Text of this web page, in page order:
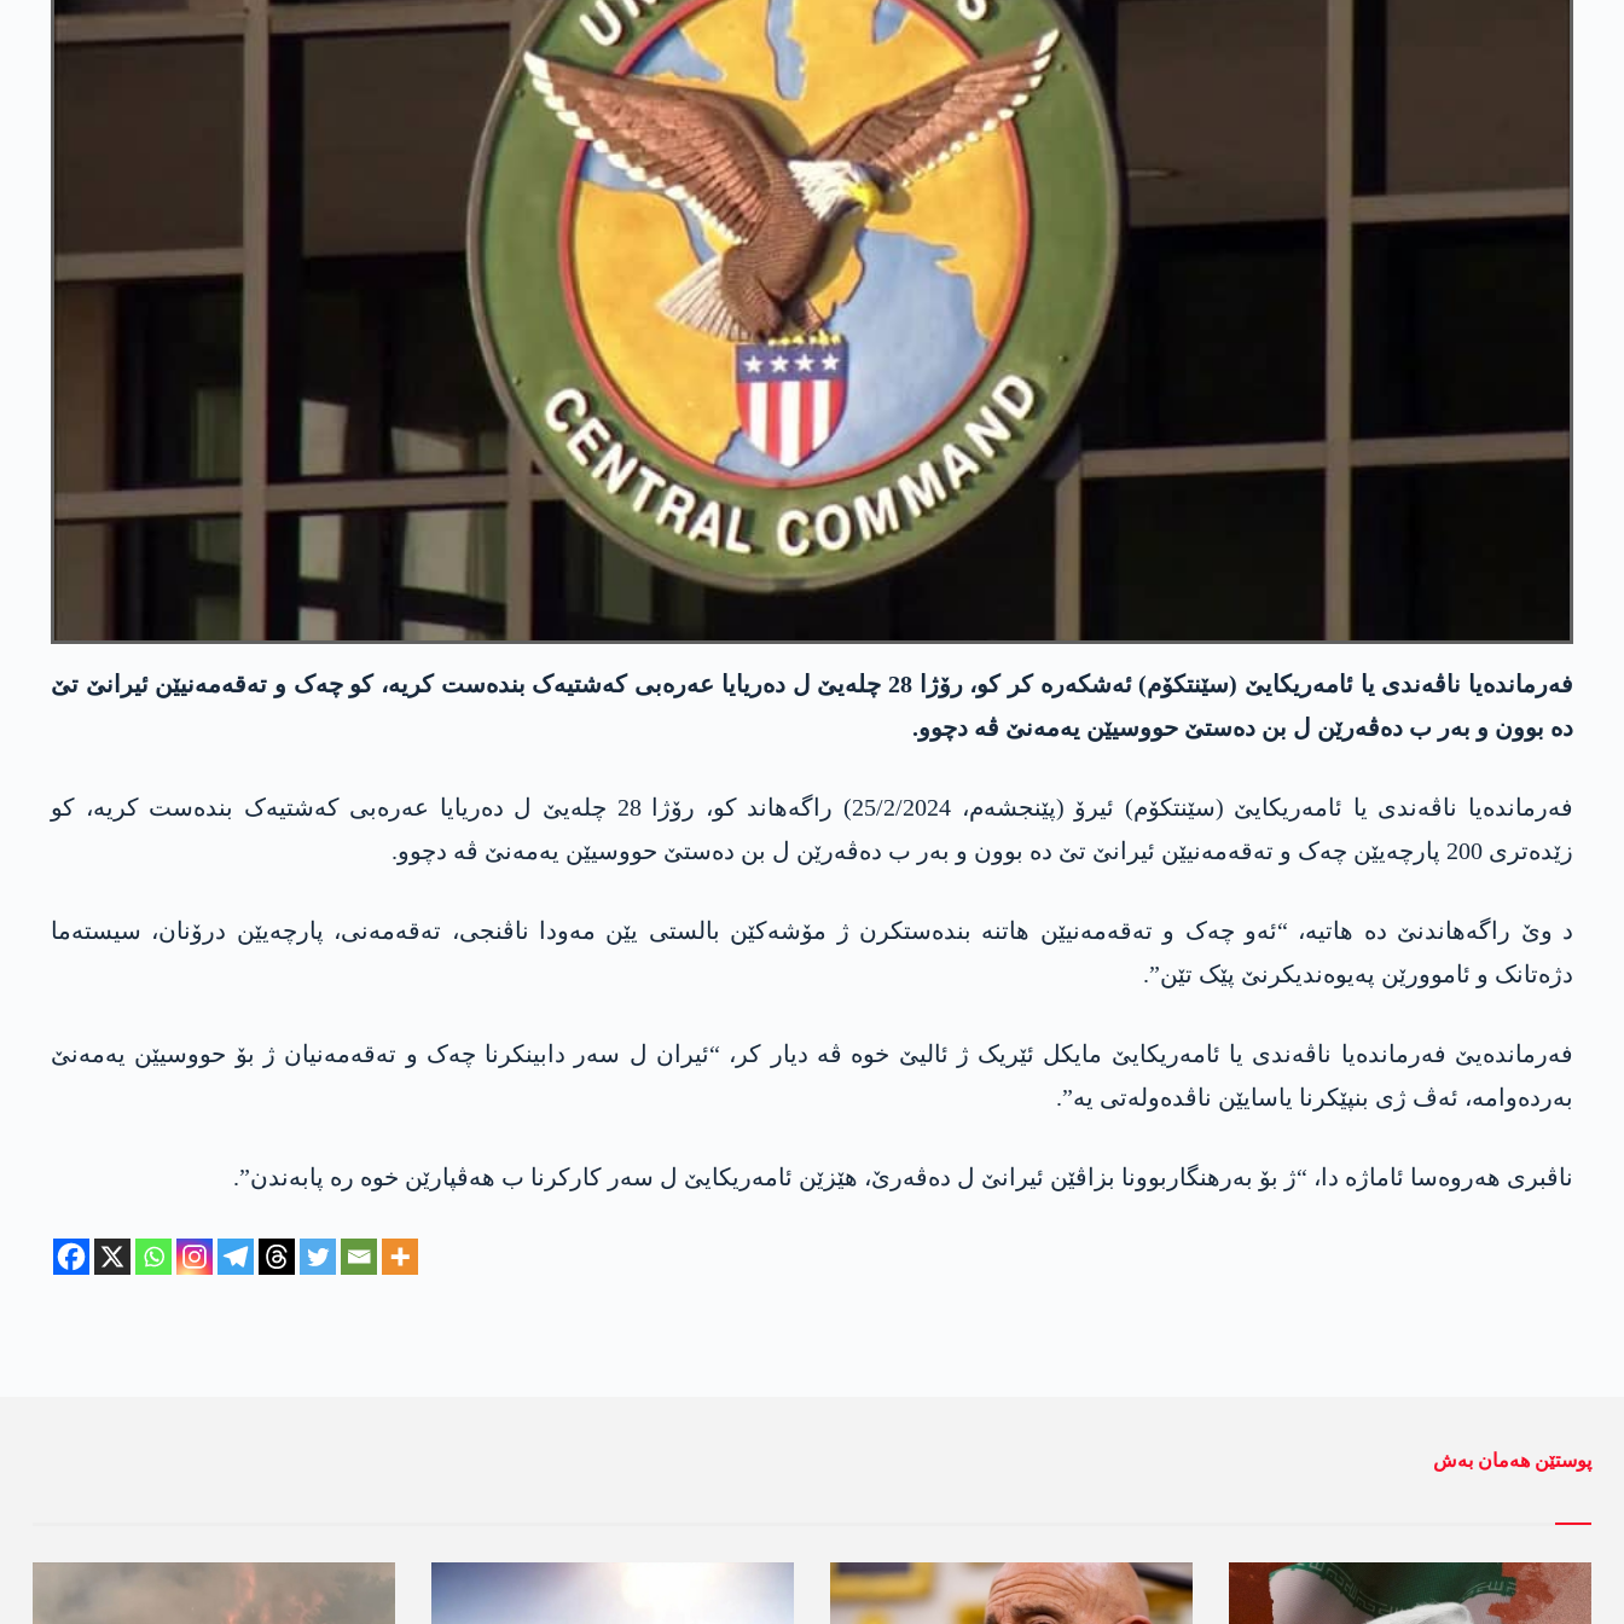
فەرماندەیا ناڤەندی یا ئامەریکایێ (سێنتکۆم) ئەشکەرە کر کو، رۆژا 28 چلەیێ ل دەریایا عەرەبی کەشتیەک بندەست کریە، کو چەک و تەقەمەنیێن ئیرانێ تێ
دە بوون و بەر ب دەڤەرێن ل بن دەستێ حووسیێن یەمەنێ ڤە دچوو.
فەرماندەیا ناڤەندی یا ئامەریکایێ (سێنتکۆم) ئیرۆ (پێنجشەم، 25/2/2024) راگەھاند کو، رۆژا 28 چلەیێ ل دەریایا عەرەبی کەشتیەک بندەست کریە، کو
زێدەتری 200 پارچەیێن چەک و تەقەمەنیێن ئیرانێ تێ دە بوون و بەر ب دەڤەرێن ل بن دەستێ حووسیێن یەمەنێ ڤە دچوو.
د وێ راگەھاندنێ دە ھاتیە، “ئەو چەک و تەقەمەنیێن ھاتنە بندەستکرن ژ مۆشەکێن بالستی یێن مەودا ناڤنجی، تەقەمەنی، پارچەیێن درۆنان، سیستەما
دژەتانک و ئاموورێن پەیوەندیکرنێ پێک تێن”.
فەرماندەیێ فەرماندەیا ناڤەندی یا ئامەریکایێ مایکل ئێریک ژ ئالیێ خوە ڤە دیار کر، “ئیران ل سەر دابینکرنا چەک و تەقەمەنیان ژ بۆ حووسیێن یەمەنێ
بەردەوامە، ئەڤ ژی بنپێکرنا یاسایێن ناڤدەولەتی یە”.
ناڤبری ھەروەسا ئاماژە دا، “ژ بۆ بەرھنگاربوونا بزاڤێن ئیرانێ ل دەڤەرێ، ھێزێن ئامەریکایێ ل سەر کارکرنا ب ھەڤپارێن خوە رە پابەندن”.
پوستێن ھەمان بەش